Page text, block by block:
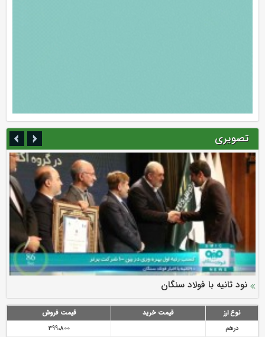
تصویری
ارزش سهام عدالت بالا رفت
سرمایه بیمه کوثر به ۴ همت می‌رسد
نود ثانیه با فولاد سنگان
تقدیر دبیرکل سندیکای بیمه گران ایران از اقدامات مدیرعامل بیمه
رازی
توصیه های رئیس پلیس فتا به مشتریان بانک ها در مورد
پیشگیری از سرقت های مجازی
نوع ارز قیمت خرید
قیمت فروش
درهم
399،800